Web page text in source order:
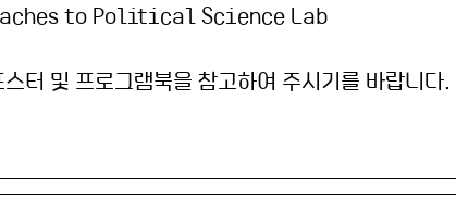
to Political Science Lab
터 및 프로그램북을 참고하여 주시기를 바랍니다.